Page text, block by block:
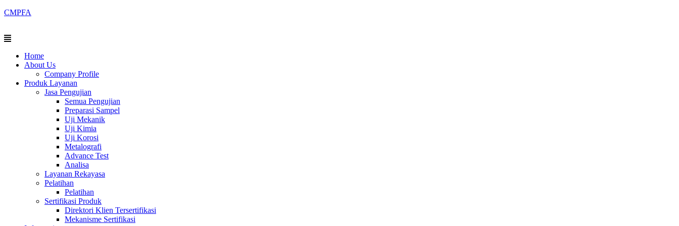
Skip
CMPFA
Menu
Home
About Us
Company Profile
Produk Layanan
Jasa Pengujian
Semua Pengujian
Preparasi Sampel
Uji Mekanik
Uji Kimia
Uji Korosi
Metalografi
Advance Test
Analisa
Layanan Rekayasa
Pelatihan
Pelatihan
Sertifikasi Produk
Direktori Klien Tersertifikasi
Mekanisme Sertifikasi